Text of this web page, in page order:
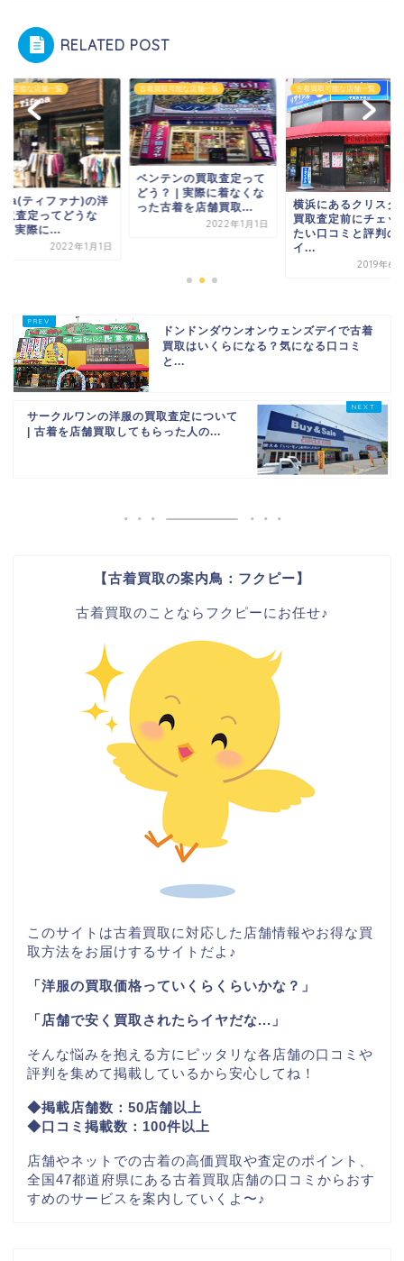
RELATED POST
取可能な店舗一覧
テンの買取査定って
？ | 実際に着なくな
古着を店舗買取...
2022年1月1日
古着買取可能な店舗一覧
横浜にあるクリスタルで
買取査定前にチェックし
古着買取可能な店舗一覧
Tifana(ティファナ)
服買取査定ってどう
の？ | 実際に...
ドンドンダウンオンウェンズデイで古着
買取はいくらになる？気になる口コミ
と...
サークルワンの洋服の買取査定について
| 古着を店舗買取してもらった人の...
【古着買取の案内鳥：フクピー】
古着買取のことならフクピーにお任せ♪
このサイトは古着買取に対応した店舗情報やお得な買
取方法をお届けするサイトだよ♪
「洋服の買取価格っていくらくらいかな？」
「店舗で安く買取されたらイヤだな...」
そんな悩みを抱える方にピッタリな各店舗の口コミや
評判を集めて掲載しているから安心してね！
◆掲載店舗数：50店舗以上
◆口コミ掲載数：100件以上
店舗やネットでの古着の高価買取や査定のポイント、
全国47都道府県にある古着買取店舗の口コミからおす
すめのサービスを案内していくよ〜♪